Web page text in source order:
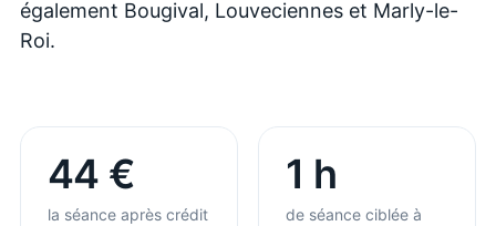
également Bougival, Louveciennes et Marly-le-
Roi.
44 €
la séance après crédit
1 h
de séance ciblée à